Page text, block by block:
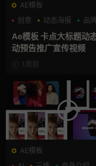
AE模板
创意
动态海报 品
Ae模板 卡点大标题动
动预告推广宣传视频
1周前
AE模板